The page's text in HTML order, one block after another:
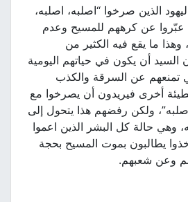
الذين صرخوا “اصلبه، اصلبه،
عن كرههم للمسيح وعدم
ما يقع فيه الكثير من
أن يكون في حياتهم اليومية
عن السرقة والكذب
أخرى فيريدون أن يصرخوا مع
ولكن رفضهم هذا يتحول إلى
وهي حالة كل البشر الذين اعموا
يطالبون بموت المسيح بحجة
وعن شعبهم.